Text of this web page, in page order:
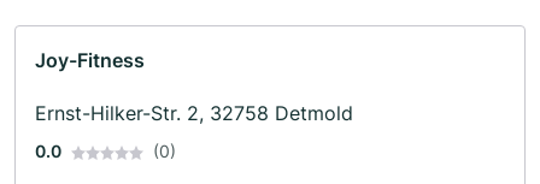
Joy-Fitness
Ernst-Hilker-Str. 2, 32758 Detmold
0.0 (0)